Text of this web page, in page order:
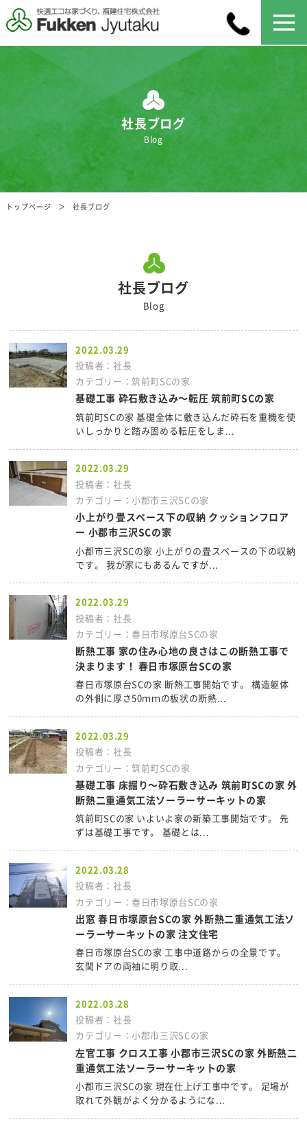
社長ブログ
Blog
トップページ 社長ブログ
社長ブログ
Blog
2022.03.29
投稿者：社長
カテゴリー：筑前町SCの家
基礎工事 砕石敷き込み～転圧 筑前町SCの家
筑前町SCの家 基礎全体に敷き込んだ砕石を重機を使
いしっかりと踏み固める転圧をしま...
2022.03.29
投稿者：社長
カテゴリー：小郡市三沢SCの家
小上がり畳スペース下の収納 クッションフロア
ー 小郡市三沢SCの家
小郡市三沢SCの家 小上がりの畳スペースの下の収納
です。 我が家にもあるんですが...
2022.03.29
投稿者：社長
カテゴリー：春日市塚原台SCの家
断熱工事 家の住み心地の良さはこの断熱工事で
決まります！ 春日市塚原台SCの家
春日市塚原台SCの家 断熱工事開始です。 構造躯体
の外側に厚さ50ｍｍの板状の断熱...
2022.03.29
投稿者：社長
カテゴリー：筑前町SCの家
基礎工事 床掘り～砕石敷き込み 筑前町SCの家 外
断熱二重通気工法ソーラーサーキットの家
筑前町SCの家 いよいよ家の新築工事開始です。 先
ずは基礎工事です。 基礎とは...
2022.03.28
投稿者：社長
カテゴリー：春日市塚原台SCの家
出窓 春日市塚原台SCの家 外断熱二重通気工法ソ
ーラーサーキットの家 注文住宅
春日市塚原台SCの家 工事中道路からの全景です。
玄関ドアの両袖に明り取...
2022.03.28
投稿者：社長
カテゴリー：小郡市三沢SCの家
左官工事 クロス工事 小郡市三沢SCの家 外断熱二
重通気工法ソーラーサーキットの家
小郡市三沢SCの家 現在仕上げ工事中です。 足場が
取れて外観がよく分かるようにな...